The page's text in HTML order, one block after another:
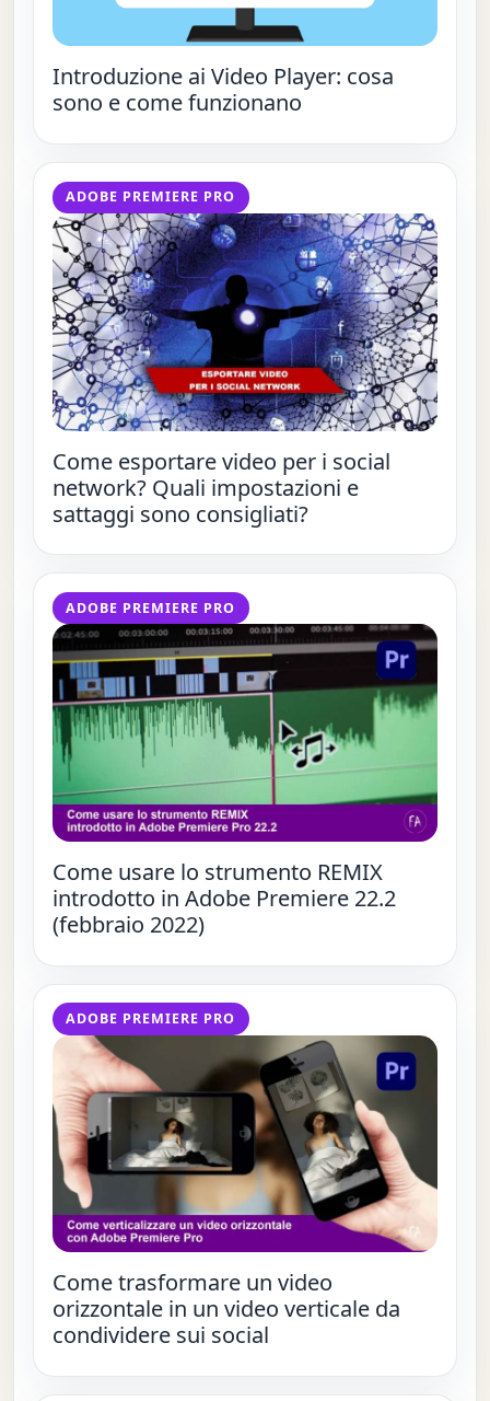
Introduzione ai Video Player: cosa
sono e come funzionano
ADOBE PREMIERE PRO
Come esportare video per i social
network? Quali impostazioni e
sattaggi sono consigliati?
ADOBE PREMIERE PRO
Come usare lo strumento REMIX
introdotto in Adobe Premiere 22.2
(febbraio 2022)
ADOBE PREMIERE PRO
Come trasformare un video
orizzontale in un video verticale da
condividere sui social